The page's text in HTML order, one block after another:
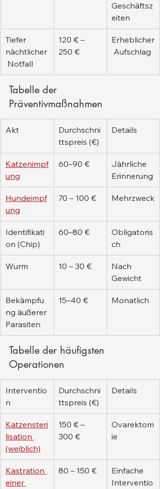
Geschäftsz
eiten
Tiefer
nächtlicher
Notfall
120 € –
250 €
Erheblicher
Aufschlag
Tabelle der
Präventivmaßnahmen
Akt
Durchschni
ttspreis (€)
Details
Katzenimpf
ung
60–90 €
Jährliche
Erinnerung
Hundeimpf
ung
70 – 100 € Mehrzweck
Identifikati
on (Chip)
60–80 €
Obligatoris
ch
Wurm 10 – 30 €
Nach
Gewicht
Bekämpfu
ng äußerer
Parasiten
15–40 € Monatlich
Tabelle der häufigsten
Operationen
Interventio
n
Durchschni
ttspreis (€)
Details
Katzensteri
lisation
(weiblich)
150 € –
300 €
Ovarektom
ie
Kastration
einer
80 – 150 €
Einfache
Interventio